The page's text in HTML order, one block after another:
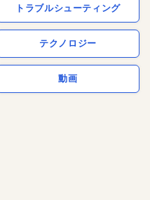
トラブルシューティング
テクノロジー
動画